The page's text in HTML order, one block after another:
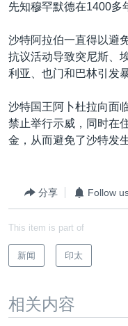
埃博拉疫情
美国之音专访
重要讲话与声明
台海两岸关系
南中国海争端
关注西藏
先知穆罕默德在1400多
沙特阿拉伯一直得以避
抗议活动导致突尼斯、
利亚、也门和巴林引发
沙特国王阿卜杜拉向面
禁止举行示威，同时在
金，从而避免了沙特发
分享 Follow
This item is part of
新闻 印太
相关内容